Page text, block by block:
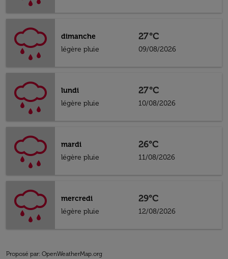
dimanche
légère pluie
27°C
09/08/2026
lundi
légère pluie
27°C
10/08/2026
mardi
légère pluie
26°C
11/08/2026
mercredi
légère pluie
29°C
12/08/2026
Proposé par: OpenWeatherMap.org